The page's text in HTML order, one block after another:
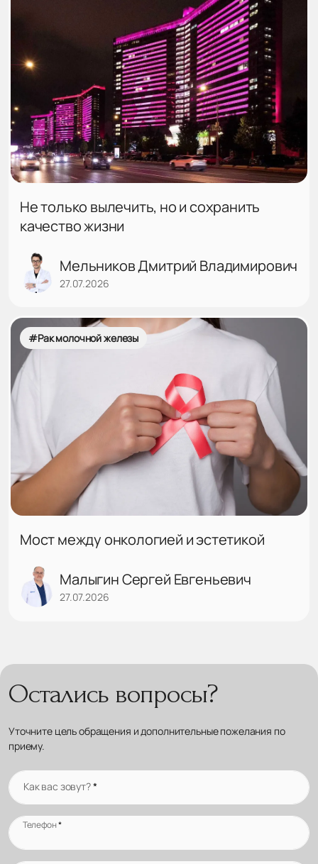
Не только вылечить, но и сохранить
качество жизни
Мельников Дмитрий Владимирович
27.07.2026
#Рак молочной железы
Мост между онкологией и эстетикой
Малыгин Сергей Евгеньевич
27.07.2026
Остались вопросы?
Уточните цель обращения и дополнительные пожелания по
приему.
Как вас зовут?*
Телефон*